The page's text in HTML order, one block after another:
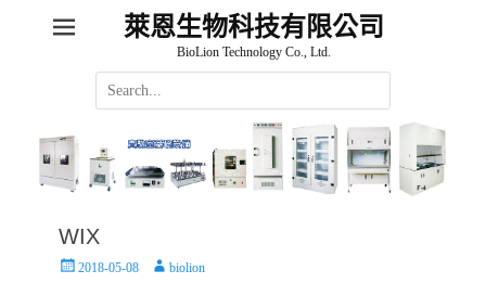
萊恩生物科技有限公司
BioLion Technology Co., Ltd.
Search
for:
WIX
Posted2018-05-08 Authorbiolion